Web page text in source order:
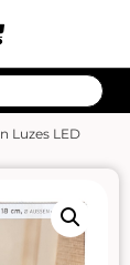
Luzes LED